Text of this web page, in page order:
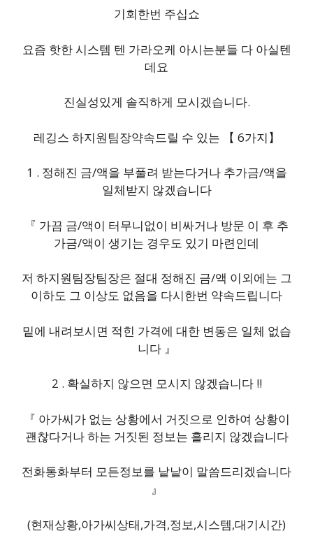
기회한번 주십쇼
요즘 핫한 시스템 텐 가라오케 아시는분들 다 아실텐
데요
진실성있게 솔직하게 모시겠습니다.
레깅스 하지원팀장약속드릴 수 있는 【 6가지】
1 . 정해진 금/액을 부풀려 받는다거나 추가금/액을
일체받지 않겠습니다
『 가끔 금/액이 터무니없이 비싸거나 방문 이 후 추
가금/액이 생기는 경우도 있기 마련인데
저 하지원팀장팀장은 절대 정해진 금/액 이외에는 그
이하도 그 이상도 없음을 다시한번 약속드립니다
밑에 내려보시면 적힌 가격에 대한 변동은 일체 없습
니다 』
2 . 확실하지 않으면 모시지 않겠습니다 !!
『 아가씨가 없는 상황에서 거짓으로 인하여 상황이
괜찮다거나 하는 거짓된 정보는 흘리지 않겠습니다
전화통화부터 모든정보를 낱낱이 말씀드리겠습니다
』
(현재상황,아가씨상태,가격,정보,시스템,대기시간)